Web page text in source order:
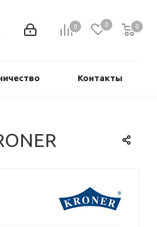
0 0 0
0
Контакты